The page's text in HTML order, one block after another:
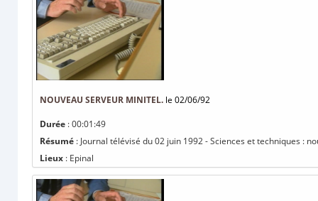
NOUVEAU SERVEUR MINITEL. le 02/06/92
Durée : 00:01:49
Résumé : Journal télévisé du 02 juin 1992 - Sciences et techniques :
Lieux : Epinal